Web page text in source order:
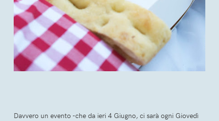
Davvero un evento -che da ieri 4 Giugno, ci sarà ogni Giovedì